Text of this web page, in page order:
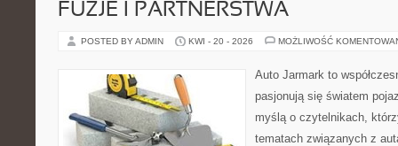
FUZJE I PARTNERSTWA
POSTED BY ADMIN KWI - 20 - 2026 MOŻLIWOŚĆ
Auto Jarmark to
pasjonują się światem
myślą o czytelnikach,
tematach związanych z